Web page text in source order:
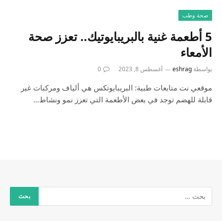
صحة وطب
5 أطعمة غنية بالبريبايوتيك.. تعزز صحة
الأمعاء
بواسطة eshrag أغسطس 8, 2023 0
موقعي نت متابعات طبية: البريبايوتكس هي ألياف ومركبات غير
قابلة للهضم توجد في بعض الأطعمة التي تعزز نمو ونشاط…